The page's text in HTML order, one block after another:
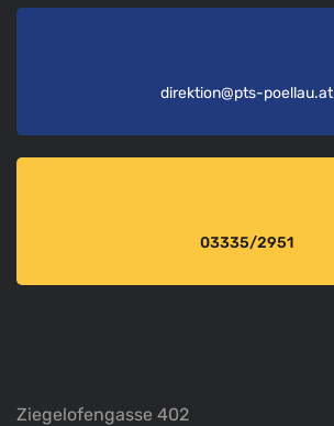
direktion@pts-poellau.at
03335/2951
Ziegelofengasse 402